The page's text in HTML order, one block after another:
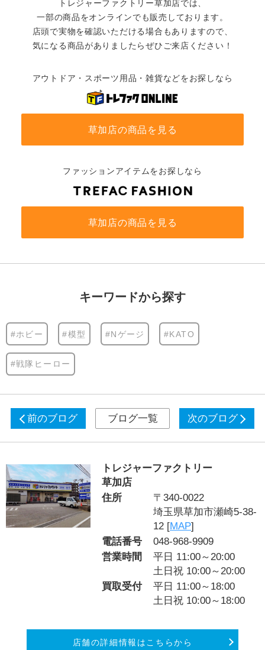
トレジャーファクトリー草加店では、
一部の商品をオンラインでも販売しております。
店頭で実物を確認いただける場合もありますので、
気になる商品がありましたらぜひご来店ください！
アウトドア・スポーツ用品・雑貨などをお探しなら
草加店の商品を見る
ファッションアイテムをお探しなら
草加店の商品を見る
キーワードから探す
#ホビー #模型 #Nゲージ #KATO
#戦隊ヒーロー
前のブログ ブログ一覧 次のブログ
トレジャーファクトリー
草加店
住所
〒340-0022
埼玉県草加市瀬崎5-38-
12 [MAP]
電話番号
048-968-9909
営業時間
平日 11:00～20:00
土日祝 10:00～20:00
買取受付
平日 11:00～18:00
土日祝 10:00～18:00
店舗の詳細情報はこちらから